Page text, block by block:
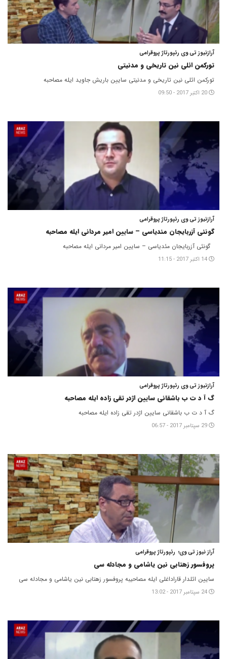
آرازنیوز تی وی رئپورتاژ پروقرامی
تورکمن ائلی نین تاریخی و مدنیتی
تورکمن ائلی نین تاریخی و مدنیتی سایین باریش جاوید ایله مصاحبه
20 اکتبر 2017 - 09:50
آرازنیوز تی وی رئپورتاژ پروقرامی
گونئی آزربایجان مئدیاسی – سایین امیر مردانی ایله مصاحبه
گونئی آزربایجان مئدیاسی – سایین امیر مردانی ایله مصاحبه
14 اکتبر 2017 - 11:15
آرازنیوز تی وی رئپورتاژ پروقرامی
گ آ د ت ب باشقانی سایین اژدر تقی زاده ایله مصاحبه
گ آ د ت ب باشقانی سایین اژدر تقی زاده ایله مصاحبه
29 سپتامبر 2017 - 06:57
آراز نیوز تی وی؛ رئپورتاژ پروقرامی
پروفسور زهتابی نین یاشامی و مجادله سی
سایین ائلدار قاراداغلی ایله مصاحیبه پروفسور زهتابی نین یاشامی و مجادله سی
24 سپتامبر 2017 - 13:02